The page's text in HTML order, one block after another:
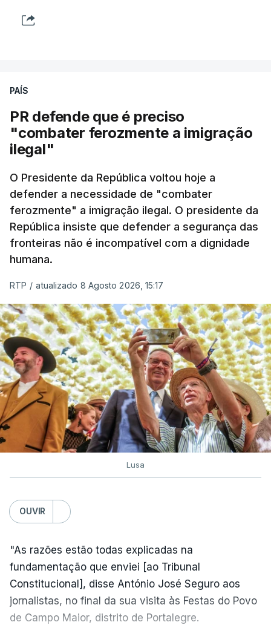
PAÍS
PR defende que é preciso
"combater ferozmente a imigração
ilegal"
O Presidente da República voltou hoje a
defender a necessidade de "combater
ferozmente" a imigração ilegal. O presidente da
República insiste que defender a segurança das
fronteiras não é incompatível com a dignidade
humana.
RTP / atualizado 8 Agosto 2026, 15:17
Lusa
OUVIR
"As razões estão todas explicadas na
fundamentação que enviei [ao Tribunal
Constitucional], disse António José Seguro aos
jornalistas, no final da sua visita às Festas do Povo
de Campo Maior, distrito de Portalegre.